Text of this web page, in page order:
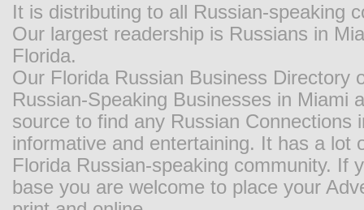
It is distributing to all Russian-speaking
Our largest readership is Russians in
Florida.
Our Florida Russian Business Directory
Russian-Speaking Businesses in Miami
source to find any Russian
informative and entertaining. It has a
Florida Russian-speaking community. If
base you are welcome to place your